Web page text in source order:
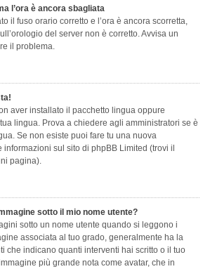
l’ora è ancora sbagliata
il fuso orario corretto e l’ora è ancora scorretta,
del server non è corretto. Avvisa un
il problema.
aver installato il pacchetto lingua oppure
lingua. Prova a chiedere agli amministratori se è
Se non esiste puoi fare tu una nuova
sul sito di phpBB Limited (trovi il
pagina).
sotto il mio nome utente?
sotto un nome utente quando si leggono i
associata al tuo grado, generalmente ha la
che indicano quanti interventi hai scritto o il tuo
più grande nota come avatar, che in